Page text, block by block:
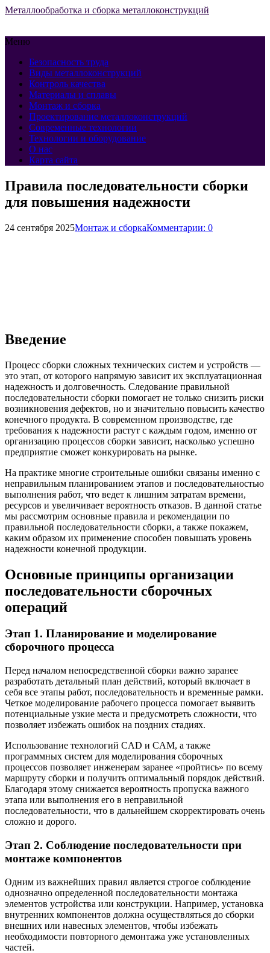
Металлообработка и сборка металлоконструкций
Меню
Безопасность труда
Виды металлоконструкций
Контроль качества
Материалы и сплавы
Монтаж и сборка
Проектирование металлоконструкций
Современные технологии
Технологии и оборудование
О нас
Карта сайта
Правила последовательности сборки
для повышения надежности
24 сентября 2025Монтаж и сборкаКомментарии: 0
Введение
Процесс сборки сложных технических систем и устройств —
это этап, от которого напрямую зависит их эксплуатационная
надежность и долговечность. Следование правильной
последовательности сборки помогает не только снизить риски
возникновения дефектов, но и значительно повысить качество
конечного продукта. В современном производстве, где
требования к надежности растут с каждым годом, именно от
организацию процессов сборки зависит, насколько успешно
предприятие сможет конкурировать на рынке.
На практике многие строительные ошибки связаны именно с
неправильным планированием этапов и последовательностью
выполнения работ, что ведет к лишним затратам времени,
ресурсов и увеличивает вероятность отказов. В данной статье
мы рассмотрим основные правила и рекомендации по
правильной последовательности сборки, а также покажем,
каким образом их применение способен повышать уровень
надежности конечной продукции.
Основные принципы организации
последовательности сборочных
операций
Этап 1. Планирование и моделирование
сборочного процесса
Перед началом непосредственной сборки важно заранее
разработать детальный план действий, который включает в
себя все этапы работ, последовательность и временные рамки.
Четкое моделирование рабочего процесса помогает выявить
потенциальные узкие места и предусмотреть сложности, что
позволяет избежать ошибок на поздних стадиях.
Использование технологий CAD и CAM, а также
программных систем для моделирования сборочных
процессов позволяет инженерам заранее «пройтись» по всему
маршруту сборки и получить оптимальный порядок действий.
Благодаря этому снижается вероятность пропуска важного
этапа или выполнения его в неправильной
последовательности, что в дальнейшем скорректировать очень
сложно и дорого.
Этап 2. Соблюдение последовательности при
монтаже компонентов
Одним из важнейших правил является строгое соблюдение
однозначно определенной последовательности монтажа
элементов устройства или конструкции. Например, установка
внутренних компонентов должна осуществляться до сборки
внешних или навесных элементов, чтобы избежать
необходимости повторного демонтажа уже установленных
частей.